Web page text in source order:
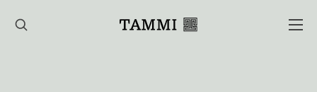
sisältöön